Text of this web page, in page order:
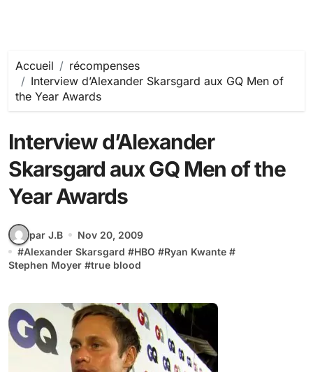
Accueil
récompenses
Interview d’Alexander Skarsgard aux GQ Men of
the Year Awards
Interview d’Alexander
Skarsgard aux GQ Men of the
Year Awards
par J.B
Nov 20, 2009
#Alexander Skarsgard #HBO #Ryan Kwante #
Stephen Moyer #true blood